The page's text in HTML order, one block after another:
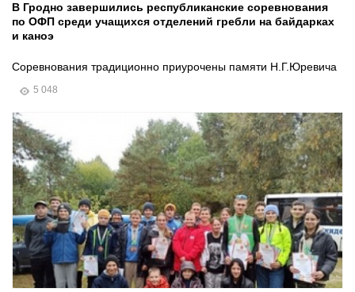
В Гродно завершились республиканские соревнования
по ОФП среди учащихся отделений гребли на байдарках
и каноэ
Соревнования традиционно приурочены памяти Н.Г.Юревича
5 048